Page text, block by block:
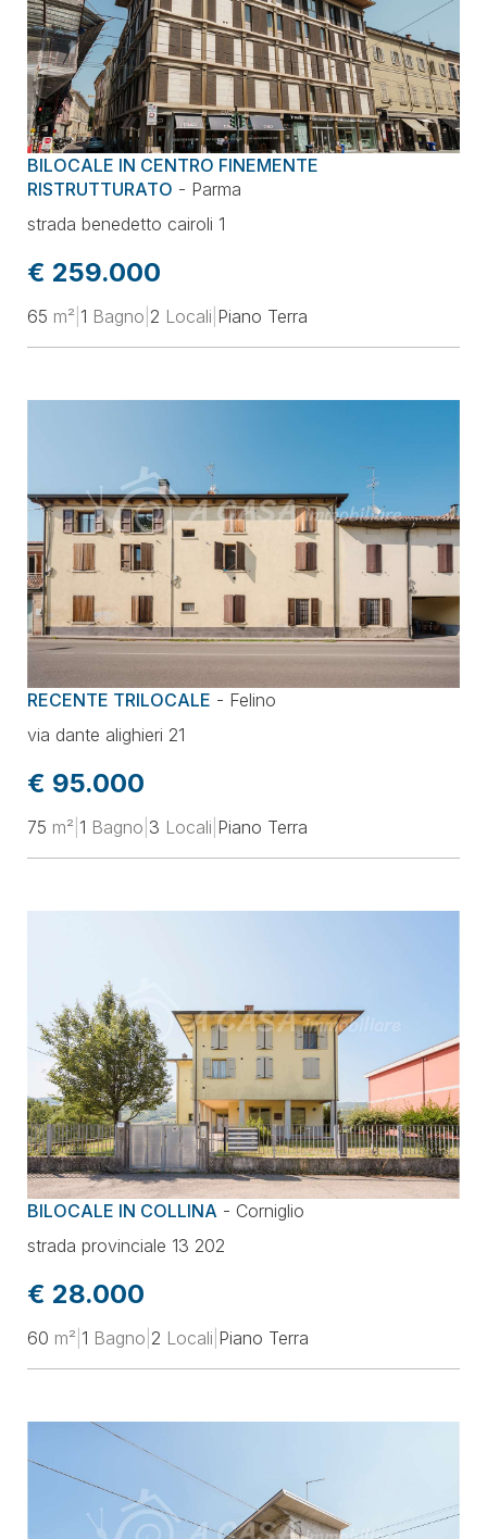
BILOCALE IN CENTRO FINEMENTE
RISTRUTTURATO - Parma
strada benedetto cairoli 1
€ 259.000
65 m² 1 Bagno 2 Locali Piano Terra
RECENTE TRILOCALE - Felino
via dante alighieri 21
€ 95.000
75 m² 1 Bagno 3 Locali Piano Terra
BILOCALE IN COLLINA - Corniglio
strada provinciale 13 202
€ 28.000
60 m² 1 Bagno 2 Locali Piano Terra